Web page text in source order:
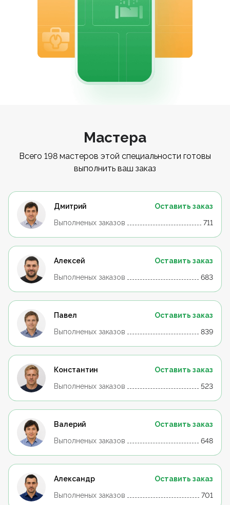
Мастера
Всего 198 мастеров этой специальности готовы
выполнить ваш заказ
Дмитрий
Оставить заказ
Выполненых заказов
711
Алексей
Оставить заказ
Выполненых заказов
683
Павел
Оставить заказ
Выполненых заказов
839
Константин
Оставить заказ
Выполненых заказов
523
Валерий
Оставить заказ
Выполненых заказов
648
Александр
Оставить заказ
Выполненых заказов
701